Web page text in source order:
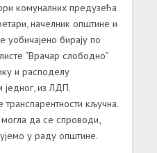
комуналних предузећа
начелник општине и
уобичајено бирају по
“Врачар слободно”
и расподелу
једног, из ЛДП.
транспарентности кључна.
дa се спроводи,
у рaду општине.